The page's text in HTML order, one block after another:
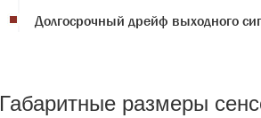
Долгосрочный дрейф выходного
Габаритные размеры